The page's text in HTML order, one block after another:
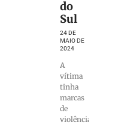
do
Sul
24 DE
MAIO DE
2024
A
vítima
tinha
marcas
de
violência